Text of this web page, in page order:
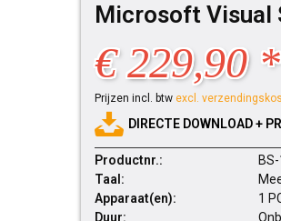
Microsoft Visual
€ 229,90 *
Prijzen incl. btw excl.
DIRECTE DOWNLOAD +
Productnr.:
Taal:
Apparaat(en):
1
Duur: